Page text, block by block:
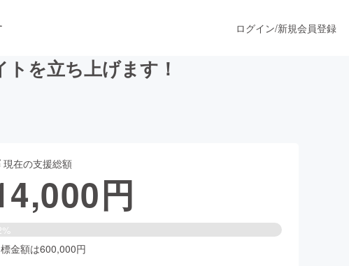
ンス
ファッション
ログイン/新規会員登録
を立ち上げます！
現在の支援総額
円
金額は600,000円